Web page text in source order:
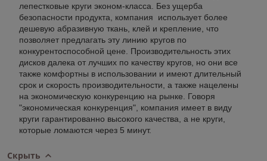
лепестковые круги эконом-класса. Без ущерба
безопасности продукта, компания использует более
дешевую абразивную ткань, клей и крепление, что
позволяет предлагать эту линию кругов по
конкурентоспособной цене. Производительность этих
дисков далека от лучших по качеству кругов, но они все
также комфортны в использовании и имеют длительный
срок и скорость производительности, а также нацелены
на экономическую конкуренцию на рынке. Говоря
"экономическая конкуренция", компания имеет в виду
круги гарантированно высокого качества, а не круги,
которые ломаются через 5 минут.
Скрыть